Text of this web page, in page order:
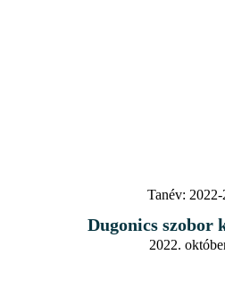
Tanév:
Dugonics szobor
2022.